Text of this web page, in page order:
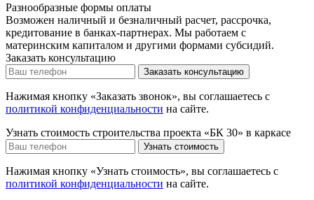
Разнообразные формы оплаты
Возможен наличный и безналичный расчет, рассрочка,
кредитование в банках-партнерах. Мы работаем с
материнским капиталом и другими формами субсидий.
Заказать консультацию
Нажимая кнопку «Заказать звонок», вы соглашаетесь с
политикой конфиденциальности на сайте.
Узнать стоимость строительства проекта «БК 30» в каркасе
Нажимая кнопку «Узнать стоимость», вы соглашаетесь с
политикой конфиденциальности на сайте.